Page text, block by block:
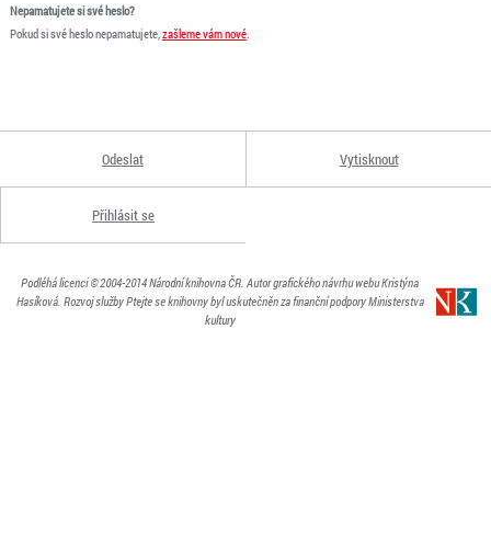
Nepamatujete si své heslo?
Pokud si své heslo nepamatujete,zašleme vám nové.
Odeslat Vytisknout
Přihlásit se
Podléhá licenci© 2004-2014Národní knihovna ČR. Autor grafického návrhu webu Kristýna
Hasíková. Rozvoj služby Ptejte se knihovny byl uskutečněn za finanční podpory Ministerstva
kultury